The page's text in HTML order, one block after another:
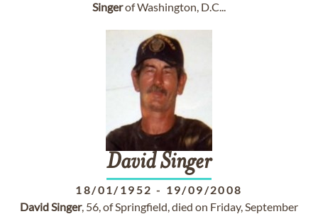
Singerof Washington, D.C...
DavidSinger
18/01/1952 - 19/09/2008
DavidSinger, 56, of Springfield, died on Friday, September